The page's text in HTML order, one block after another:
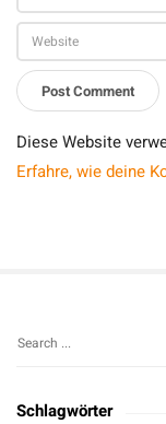
!
Diese Website
Erfahre, wie deine
S
t
S
a
Schlagwörter